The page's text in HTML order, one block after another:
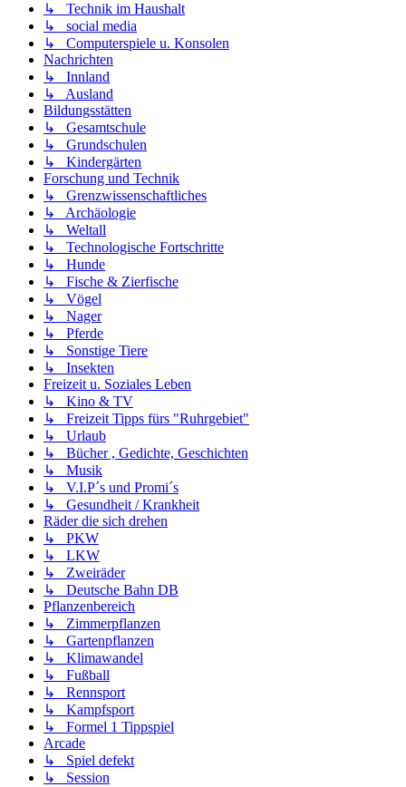
↳ Technik im Haushalt
↳ social media
↳ Computerspiele u. Konsolen
Nachrichten
↳ Innland
↳ Ausland
Bildungsstätten
↳ Gesamtschule
↳ Grundschulen
↳ Kindergärten
Forschung und Technik
↳ Grenzwissenschaftliches
↳ Archäologie
↳ Weltall
↳ Technologische Fortschritte
↳ Hunde
↳ Fische & Zierfische
↳ Vögel
↳ Nager
↳ Pferde
↳ Sonstige Tiere
↳ Insekten
Freizeit u. Soziales Leben
↳ Kino & TV
↳ Freizeit Tipps fürs "Ruhrgebiet"
↳ Urlaub
↳ Bücher , Gedichte, Geschichten
↳ Musik
↳ V.I.P´s und Promi´s
↳ Gesundheit / Krankheit
Räder die sich drehen
↳ PKW
↳ LKW
↳ Zweiräder
↳ Deutsche Bahn DB
Pflanzenbereich
↳ Zimmerpflanzen
↳ Gartenpflanzen
↳ Klimawandel
↳ Fußball
↳ Rennsport
↳ Kampfsport
↳ Formel 1 Tippspiel
Arcade
↳ Spiel defekt
↳ Session